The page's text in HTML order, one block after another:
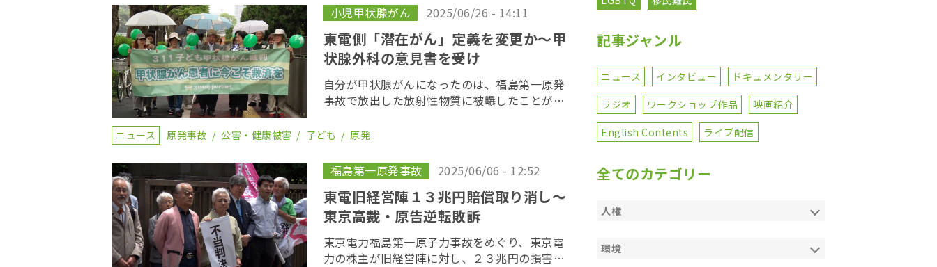
０２３年に […]
小児甲状腺がん 2025/06/26 - 14:11
東電側「潜在がん」定義を変更か〜甲
状腺外科の意見書を受け
自分が甲状腺がんになったのは、福島第一原発
事故で放出した放射性物質に被曝したことが原
の男女が東京電力を訴えている裁判の第１４回
れた。原告 […]
ニュース 原発事故 公害・健康被害 子ども 原発
福島第一原発事故 2025/06/06 - 12:52
東電旧経営陣１３兆円賠償取り消し〜
東京高裁・原告逆転敗訴
東京電力福島第一原子力事故をめぐり、東京電
力の株主が旧経営陣に対し、２３兆円の損害賠
記事ジャンル
ニュース インタビュー
ドキュメンタリー
ラジオ
ワークショップ作品
映画紹介
English Contents
ライブ配信
全てのカテゴリー
人権
環境